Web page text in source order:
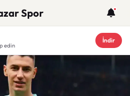
Spor
edin
İndir